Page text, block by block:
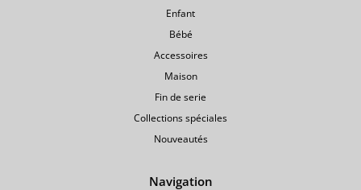
Enfant
Bébé
Accessoires
Maison
Fin de serie
Collections spéciales
Nouveautés
Navigation